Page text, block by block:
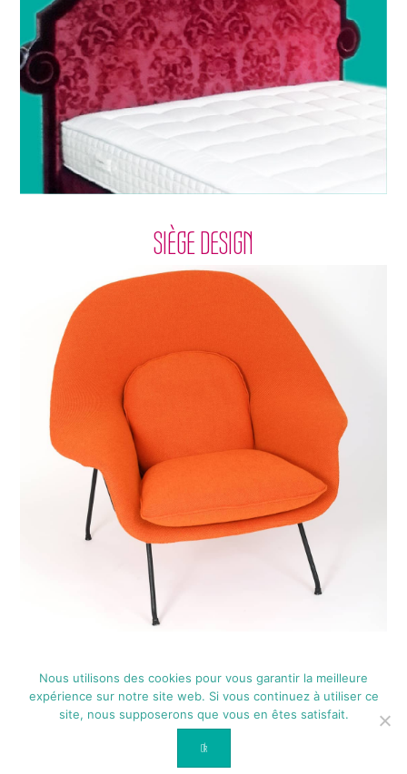
SIÈGE DESIGN
2026© Ateliers Ballouard / Paimpol / Bretagne
Mentions légales
Nous utilisons des cookies pour vous garantir la meilleure
expérience sur notre site web. Si vous continuez à utiliser ce
site, nous supposerons que vous en êtes satisfait.
Ok